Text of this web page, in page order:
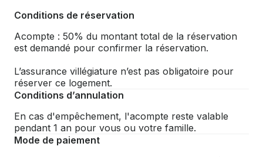
Conditions de réservation
Acompte : 50% du montant total de la réservation
est demandé pour confirmer la réservation.
L’assurance villégiature n’est pas obligatoire pour
réserver ce logement.
Conditions d’annulation
En cas d'empêchement, l'acompte reste valable
pendant 1 an pour vous ou votre famille.
Mode de paiement